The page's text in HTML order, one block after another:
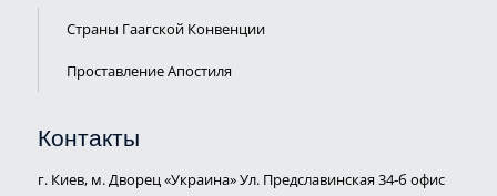
Страны Гаагской Конвенции
Проставление Апостиля
Контакты
г. Киев, м. Дворец «Украина» Ул. Предславинская 34-б офис